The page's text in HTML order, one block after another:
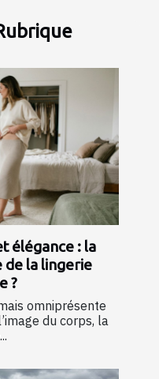
élégance : la
de la lingerie
?
omniprésente
du corps, la